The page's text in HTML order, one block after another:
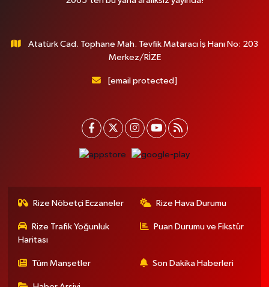
Atatürk Cad. Tophane Mah. Tevfik Mataracı İş Hanı No: 203
Merkez/RİZE
[email protected]
Rize Nöbetçi Eczaneler Rize Hava Durumu
Rize Trafik Yoğunluk
Haritası
Puan Durumu ve Fikstür
Tüm Manşetler Son Dakika Haberleri